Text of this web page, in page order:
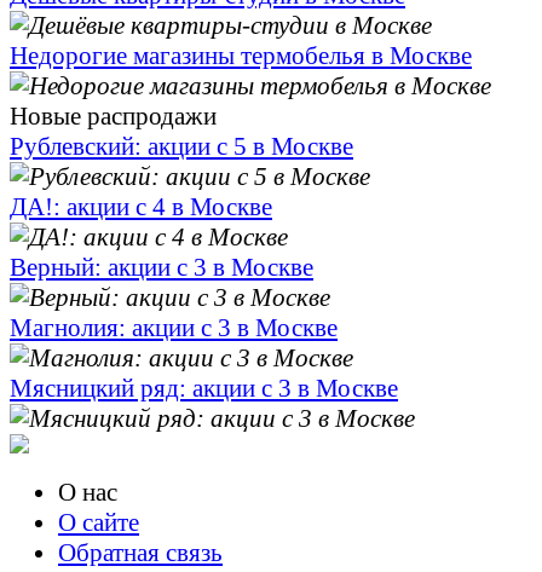
Недорогие магазины термобелья в Москве
Новые распродажи
Рублевский: акции с 5 в Москве
ДА!: акции с 4 в Москве
Верный: акции с 3 в Москве
Магнолия: акции с 3 в Москве
Мясницкий ряд: акции с 3 в Москве
О нас
О сайте
Обратная связь